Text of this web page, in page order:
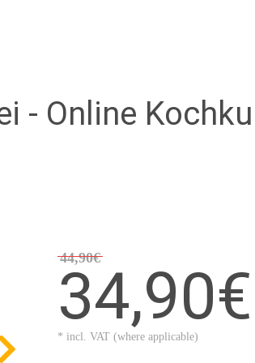
- Online
44,90€
34,90€
* incl. VAT (where applicable)